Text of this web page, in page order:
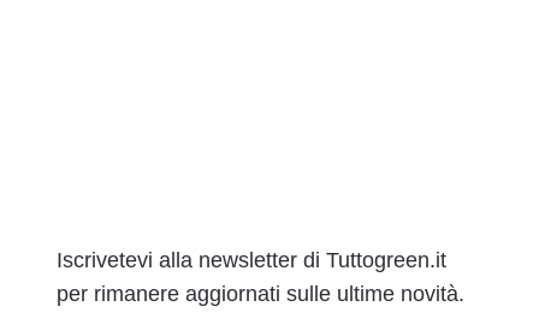
Iscrivetevi alla newsletter di Tuttogreen.it
per rimanere aggiornati sulle ultime novità.